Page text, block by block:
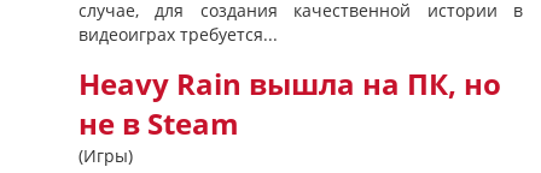
случае, для создания качественной истории в
видеоиграх требуется...
Heavy Rain вышла на ПК, но
не в Steam
(Игры)